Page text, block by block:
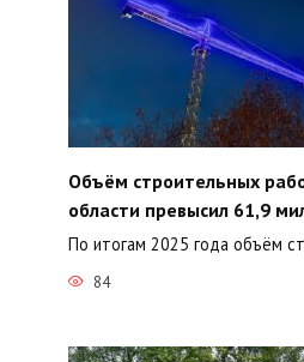
Объём строительных
области превысил 61,9
По итогам 2025 года объём
84